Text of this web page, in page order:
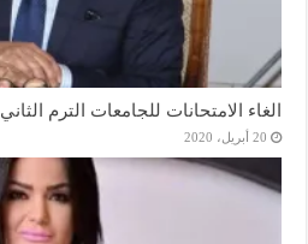
الغاء الامتحانات للجامعات الترم الثاني 2020
20 أبريل، 2020